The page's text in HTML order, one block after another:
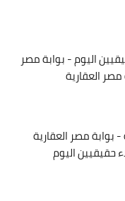
اليوم - بوابة مصر
العقارية
بوابة مصر العقارية
حقيقيين اليوم